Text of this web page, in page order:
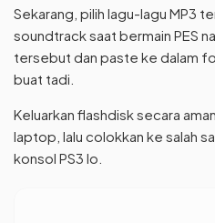
Sekarang, pilih lagu-lagu MP3
soundtrack saat bermain PES
tersebut dan paste ke dalam
buat tadi.
Keluarkan flashdisk secara
laptop, lalu colokkan ke salah
konsol PS3 lo.